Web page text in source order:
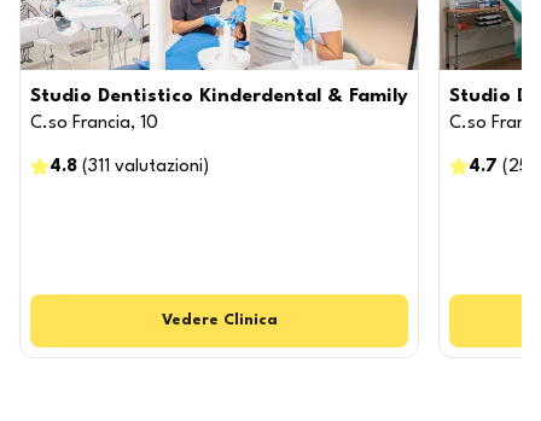
Studio Dentistico Kinderdental & Family
C.so Francia, 10
4.8 (311 valutazioni )
Vedere Clinica
Studio
C.so
4.7 ( 250